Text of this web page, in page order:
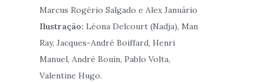
Marcus Rogério Salgado e Alex Januário
Ilustração: Léona Delcourt (Nadja), Man
Ray, Jacques-André Boiffard, Henri
Manuel, André Bouin, Pablo Volta,
Valentine Hugo.